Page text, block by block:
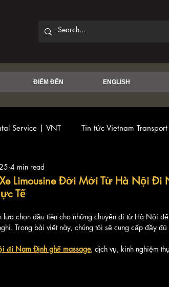
ĐIỂM ĐẾN ENGLISH
Service | VNT Tin tức Vietnam Transport
Limousine Đời Mới Từ Hà Nội Đi
Tế
4 min read
lựa chọn đầu tiên cho những chuyến đi từ Hà Nội
Trong bài viết này, chúng tôi sẽ cung cấp đầy đủ
đi Nam Định ghế massage, dịch vụ, kinh nghiệm